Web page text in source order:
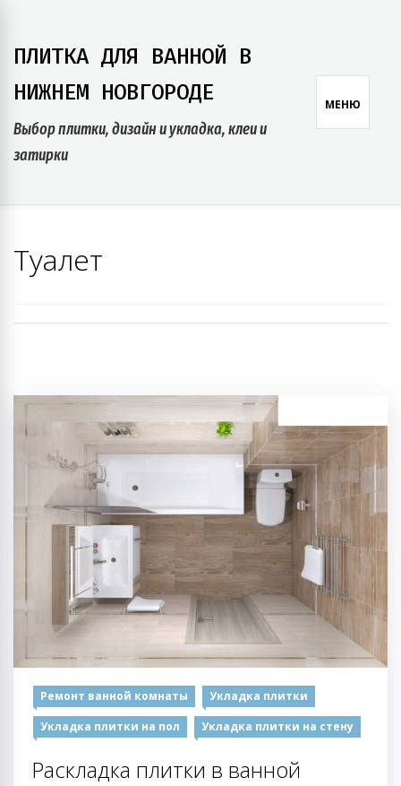
content
ПЛИТКА ДЛЯ ВАННОЙ В
НИЖНЕМ НОВГОРОДЕ
Выбор плитки, дизайн и укладка, клеи и
затирки
МЕНЮ
Туалет
Ремонт ванной комнаты
Укладка плитки
Укладка плитки на пол
Укладка плитки на стену
Раскладка плитки в ванной